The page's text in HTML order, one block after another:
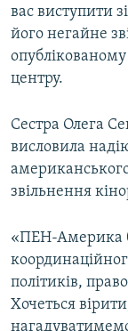
вас виступити
його негайне
центру.
Сестра Олега
висловила
звільнення
«ПЕН-Америка
політиків,
Хочеться